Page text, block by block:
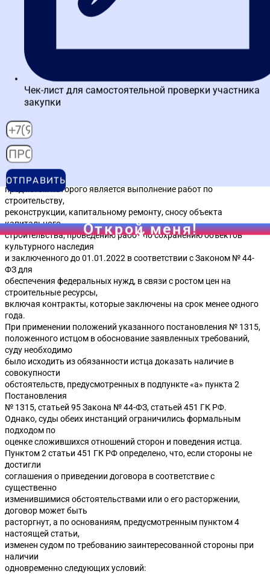
заказчиком в документации о закупке. При заключении и
исполнении контракта
Федерального
закона.
С целью поддержки заказчиков и подрядных организаций в
сложившихся
экономических условиях в связи с ростом стоимости
строительных ресурсов в
2021 году принято постановление Правительства № 1315.
6
Постановлением № 1315 установлена возможность изменять
цену
действующего контракта (не более чем на 30%) стоимостью
более 1 млн. руб.,
предметом которого является выполнение работ по
строительству,
реконструкции, капитальному ремонту, сносу объекта
капитального
строительства, проведению работ по сохранению объектов
культурного наследия
и заключенного до 01.01.2022 в соответствии с Законом № 44-
ФЗ для
обеспечения федеральных нужд, в связи с ростом цен на
строительные ресурсы,
включая контракты, которые заключены на срок менее одного
года.
При применении положений указанного постановления № 1315,
положенного истцом в обоснование заявленных требований,
суду необходимо
было исходить из обязанности истца доказать наличие в
совокупности
обстоятельств, предусмотренных в подпункте «а» пункта 2
Постановления
№ 1315, статьей 95 Закона № 44-ФЗ, статьей 451 ГК РФ.
Однако, суды обеих инстанций ограничились формальным
подходом по
оценке сложившихся отношений сторон и поведения истца.
Пунктом 2 статьи 451 ГК РФ определено, что, если стороны не
достигли
соглашения о приведении договора в соответствие с
существенно
изменившимися обстоятельствами или о его расторжении,
договор может быть
расторгнут, а по основаниям, предусмотренным пунктом 4
настоящей статьи,
изменен судом по требованию заинтересованной стороны при
наличии
одновременно следующих условий:
Чек-лист для самостоятельной проверки участника
закупки
ОТПРАВИТЬ
Открой меня!